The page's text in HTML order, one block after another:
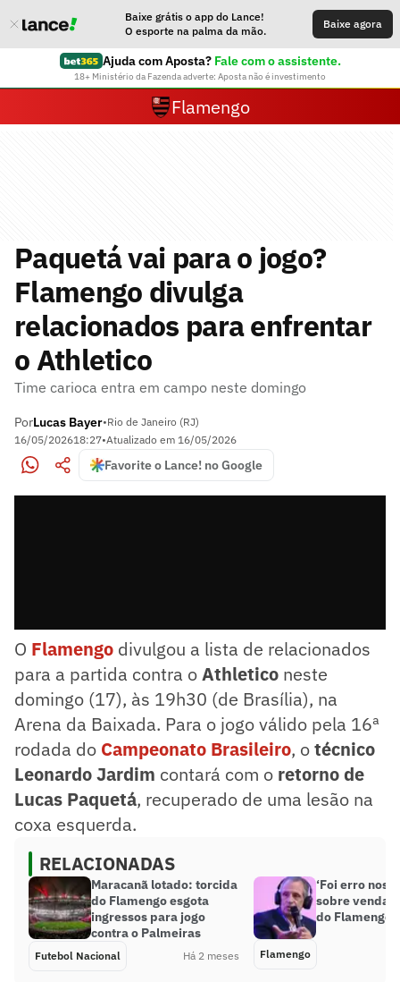
Baixe grátis o app do Lance!
O esporte na palma da mão.
Baixe agora
Ajuda com Aposta? Fale com o assistente.
18+ Ministério da Fazenda adverte: Aposta não é investimento
Flamengo
Paquetá vai para o jogo?
Flamengo divulga
relacionados para enfrentar
o Athletico
Time carioca entra em campo neste domingo
PorLucas Bayer•Rio de Janeiro (RJ)
16/05/202618:27•Atualizado em 16/05/2026
Favorite o Lance! no Google
O Flamengo divulgou a lista de relacionados
para a partida contra oAthletico neste
domingo (17), às 19h30 (de Brasília), na
Arena da Baixada. Para o jogo válido pela 16ª
rodada do Campeonato Brasileiro, otécnico
Leonardo Jardim contará com o retorno de
Lucas Paquetá, recuperado de uma lesão na
coxa esquerda.
RELACIONADAS
Maracanã lotado: torcida
do Flamengo esgota
ingressos para jogo
contra o Palmeiras
Futebol Nacional Há 2 meses
‘Foi erro
sobre venda
do Flamengo
Flamengo